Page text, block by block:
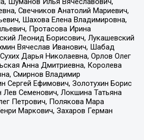
Свечников Анатолий Мариевич,
Шахова Елена Владимировна,
Протасова Ирина
Леонид Борисович, Лукашевский
Вячеслав Иванович, Шабад
Дарья Николаевна, Орлов Олег
Анна Дмитриевна, Королева
Смирнов Владимир
Сергей Ефимович, Золотухин Борис
Лев Семенович, Локшина Татьяна
Петрович, Полякова Мара
Маркович, Захаров Герман